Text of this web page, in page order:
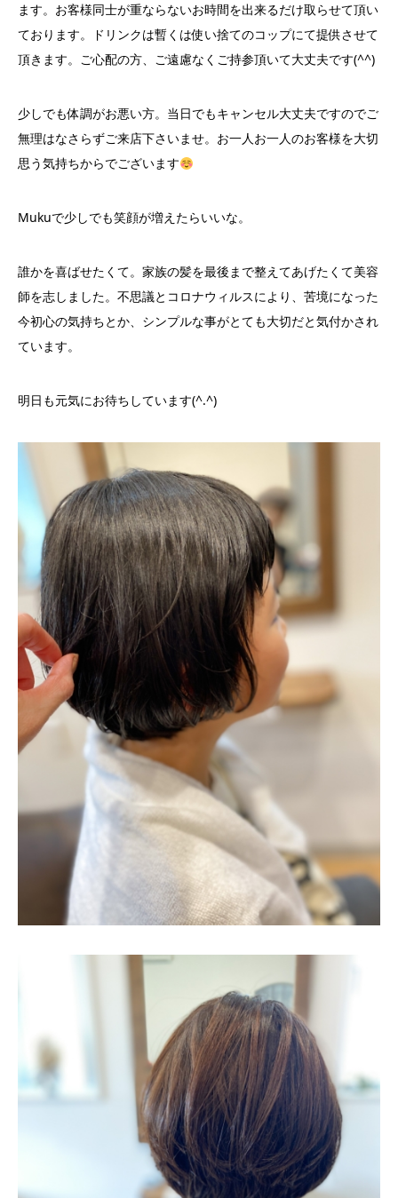
ます。お客様同士が重ならないお時間を出来るだけ取らせて頂い
ております。ドリンクは暫くは使い捨てのコップにて提供させて
頂きます。ご心配の方、ご遠慮なくご持参頂いて大丈夫です(^^)
少しでも体調がお悪い方。当日でもキャンセル大丈夫ですのでご
無理はなさらずご来店下さいませ。お一人お一人のお客様を大切
思う気持ちからでございます
Mukuで少しでも笑顔が増えたらいいな。
誰かを喜ばせたくて。家族の髪を最後まで整えてあげたくて美容
師を志しました。不思議とコロナウィルスにより、苦境になった
今初心の気持ちとか、シンプルな事がとても大切だと気付かされ
ています。
明日も元気にお待ちしています(^.^)